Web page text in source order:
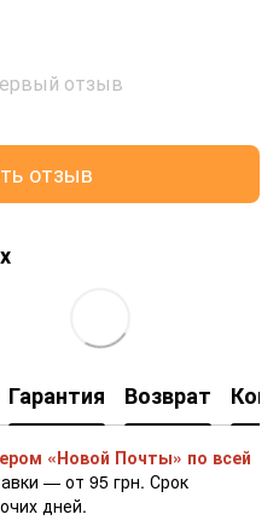
отзыв
отзыв
Гарантия Возврат
«Новой Почты» по всей
— от 95 грн. Срок
дней.